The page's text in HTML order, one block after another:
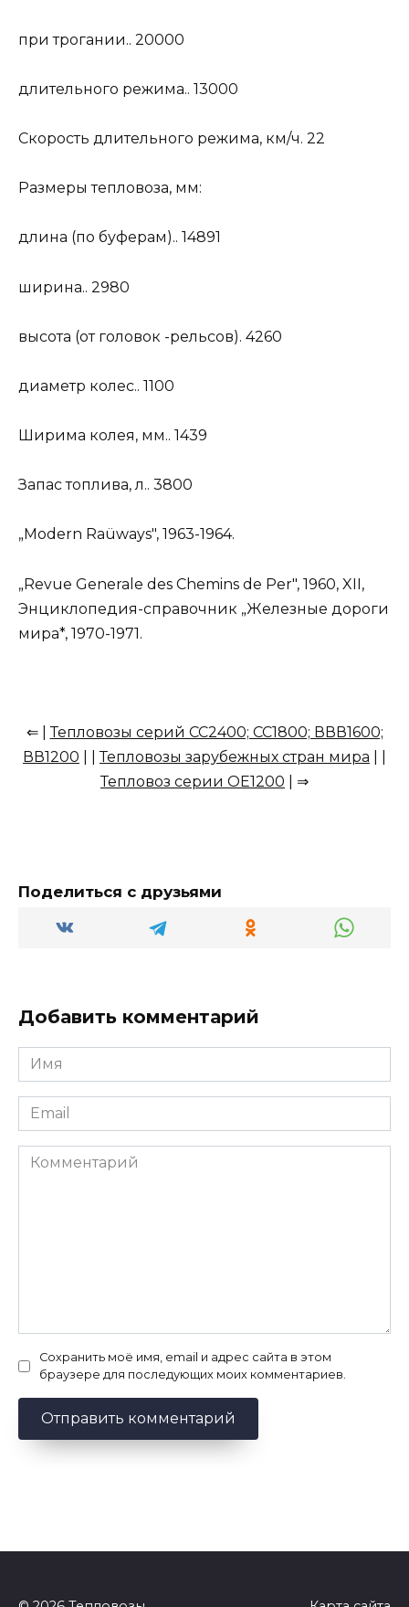
при трогании.. 20000
длительного режима.. 13000
Скорость длительного режима, км/ч. 22
Размеры тепловоза, мм:
длина (по буферам).. 14891
ширина.. 2980
высота (от головок -рельсов). 4260
диаметр колес.. 1100
Ширима колея, мм.. 1439
Запас топлива, л.. 3800
„Modern Raüways", 1963-1964.
„Revue Generale des Chemins de Per", 1960, XII,
Энциклопедия-справочник „Железные дороги
мира*, 1970-1971.
⇐ |Тепловозы серий СС2400; СС1800; ВВВ1600;
ВВ1200 | |Тепловозы зарубежных стран мира
Тепловоз серии ОЕ1200 | ⇒
Поделиться с друзьями
Добавить комментарий
Имя
*
Email
*
Комментарий
Сохранить моё имя, email и адрес сайта в этом
браузере для последующих моих комментариев.